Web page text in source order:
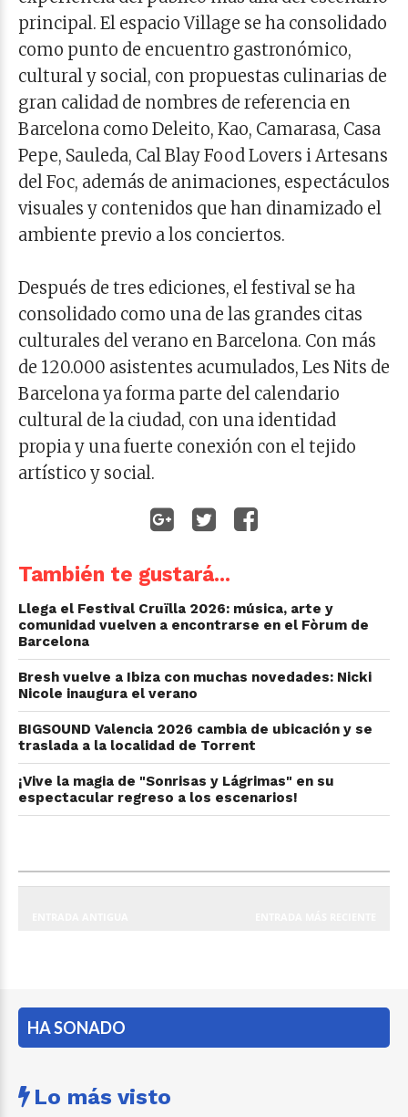
principal. El espacio Village se ha consolidado
como punto de encuentro gastronómico,
cultural y social, con propuestas culinarias de
gran calidad de nombres de referencia en
Barcelona como Deleito, Kao, Camarasa, Casa
Pepe, Sauleda, Cal Blay Food Lovers i Artesans
del Foc, además de animaciones, espectáculos
visuales y contenidos que han dinamizado el
ambiente previo a los conciertos.
Después de tres ediciones, el festival se ha
consolidado como una de las grandes citas
culturales del verano en Barcelona. Con más
de 120.000 asistentes acumulados, Les Nits de
Barcelona ya forma parte del calendario
cultural de la ciudad, con una identidad
propia y una fuerte conexión con el tejido
artístico y social.
También te gustará...
Llega el Festival Cruïlla 2026: música, arte y
comunidad vuelven a encontrarse en el Fòrum de
Barcelona
Bresh vuelve a Ibiza con muchas novedades: Nicki
Nicole inaugura el verano
BIGSOUND Valencia 2026 cambia de ubicación y se
traslada a la localidad de Torrent
¡Vive la magia de "Sonrisas y Lágrimas" en su
espectacular regreso a los escenarios!
HA SONADO
Lo más visto